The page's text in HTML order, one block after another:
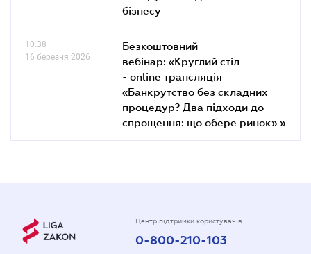
бізнесу
10.38
16 березня 2026
Безкоштовний
вебінар: «Круглий стіл
- online трансляція
«Банкрутство без складних
процедур? Два підходи до
спрощення: що обере ринок» »
Центр підтримки користувачів
0-800-210-103